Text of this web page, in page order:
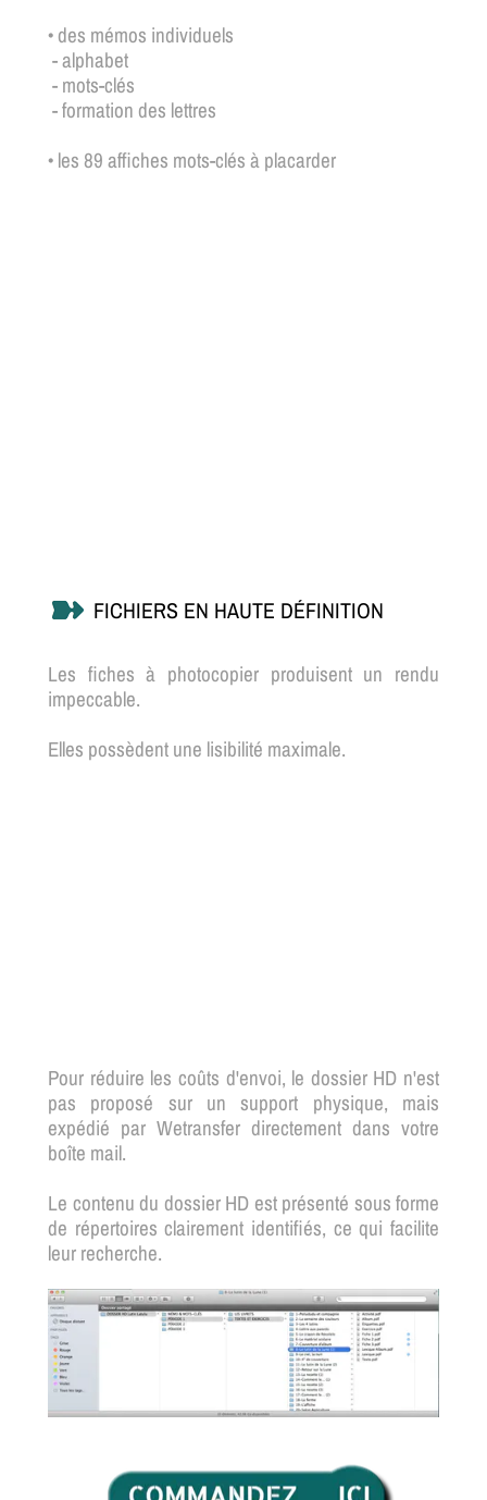
• des mémos individuels
- alphabet
- mots-clés
- formation des lettres
• les 89 affiches mots-clés à placarder
FICHIERS EN HAUTE DÉFINITION
Les fiches à photocopier produisent un rendu
impeccable.
Elles possèdent une lisibilité maximale.
Pour réduire les coûts d'envoi, le dossier HD n'est
pas proposé sur un support physique, mais
expédié par Wetransfer directement dans votre
boîte mail.
Le contenu du dossier HD est présenté sous forme
de répertoires clairement identifiés, ce qui facilite
leur recherche.